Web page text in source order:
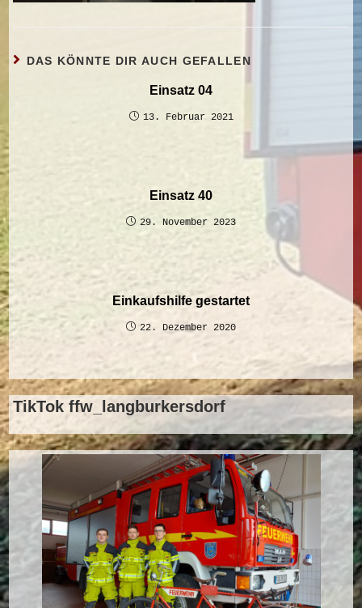
DAS KÖNNTE DIR AUCH GEFALLEN
Einsatz 04
13. Februar 2021
Einsatz 40
29. November 2023
Einkaufshilfe gestartet
22. Dezember 2020
TikTok ffw_langburkersdorf